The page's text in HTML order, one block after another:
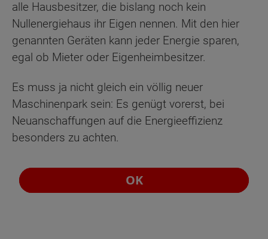
alle Hausbesitzer, die bislang noch kein
Nullenergiehaus ihr Eigen nennen. Mit den hier
genannten Geräten kann jeder Energie sparen,
egal ob Mieter oder Eigenheimbesitzer.
Es muss ja nicht gleich ein völlig neuer
Maschinenpark sein: Es genügt vorerst, bei
Neuanschaffungen auf die Energieeffizienz
besonders zu achten.